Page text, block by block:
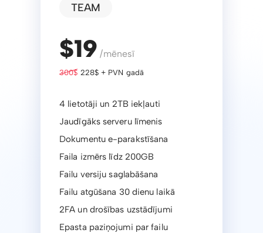
TEAM
$19 /mēnesī
300$ 228$ + PVN gadā
4 lietotāji un 2TB iekļauti
Jaudīgāks serveru līmenis
Dokumentu e-parakstīšana
Faila izmērs līdz 200GB
Failu versiju saglabāšana
Failu atgūšana 30 dienu laikā
2FA un drošības uzstādījumi
Epasta paziņojumi par failu